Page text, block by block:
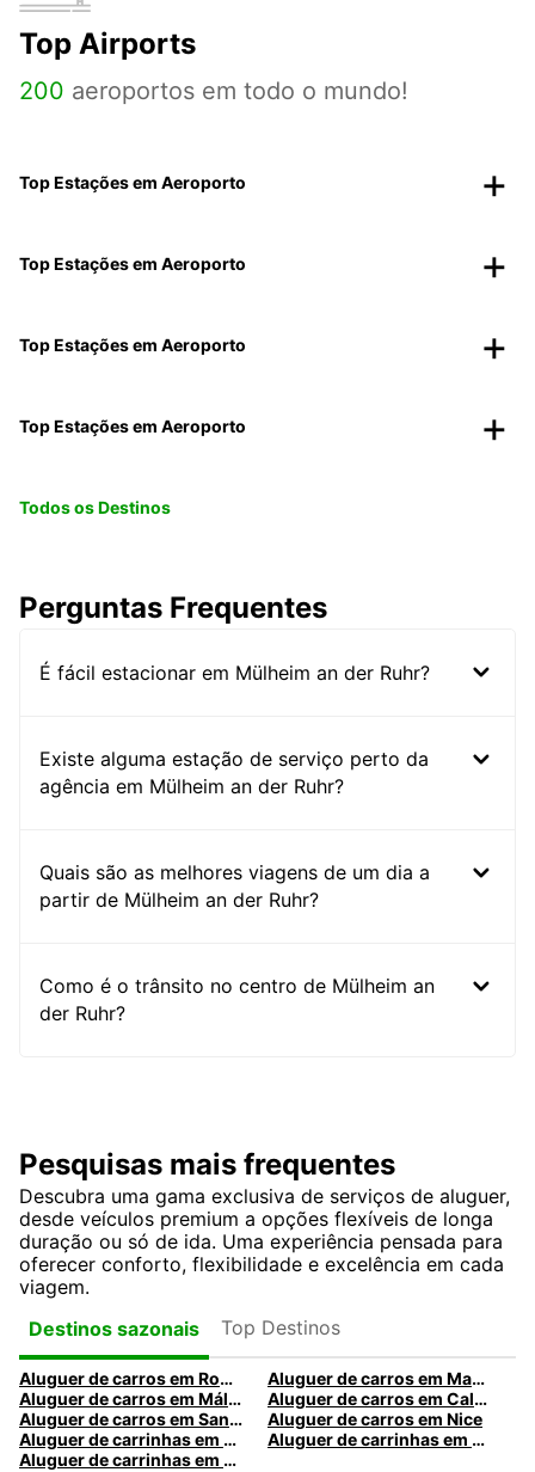
Top Airports
200 aeroportos em todo o mundo!
Top Estações em Aeroporto
Top Estações em Aeroporto
Top Estações em Aeroporto
Top Estações em Aeroporto
Todos os Destinos
Perguntas Frequentes
É fácil estacionar em Mülheim an der Ruhr?
Existe alguma estação de serviço perto da
agência em Mülheim an der Ruhr?
Quais são as melhores viagens de um dia a
partir de Mülheim an der Ruhr?
Como é o trânsito no centro de Mülheim an
der Ruhr?
Pesquisas mais frequentes
Descubra uma gama exclusiva de serviços de aluguer,
desde veículos premium a opções flexíveis de longa
duração ou só de ida. Uma experiência pensada para
oferecer conforto, flexibilidade e excelência em cada
viagem.
Destinos sazonais
Top Destinos
Aluguer de carros em Roma
Aluguer de carros em Madrid
Aluguer de carros em Málaga
Aluguer de carros em Caldas da Rainha
Aluguer de carros em Santa Maria da Feira
Aluguer de carros em Nice
Aluguer de carrinhas em Nice
Aluguer de carrinhas em Santa Maria da Feira
Aluguer de carrinhas em Caldas da Rainha